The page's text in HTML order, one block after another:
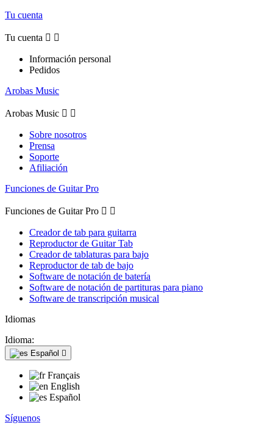
Tu cuenta
Tu cuenta  
Información personal
Pedidos
Arobas Music
Arobas Music  
Sobre nosotros
Prensa
Soporte
Afiliación
Funciones de Guitar Pro
Funciones de Guitar Pro  
Creador de tab para guitarra
Reproductor de Guitar Tab
Creador de tablaturas para bajo
Reproductor de tab de bajo
Software de notación de batería
Software de notación de partituras para piano
Software de transcripción musical
Idiomas
Idioma:
Español 
Français
English
Español
Síguenos